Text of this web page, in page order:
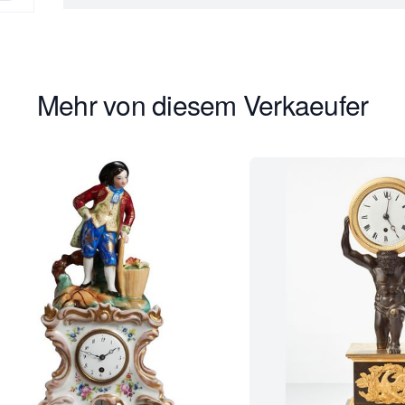
Mehr von diesem Verkaeufer